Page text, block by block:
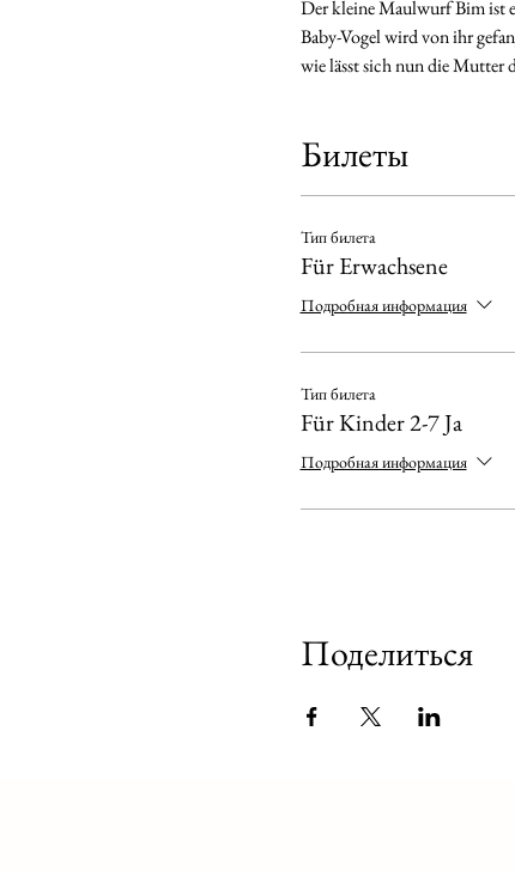
Der kleine Maulwurf Bim ist
Baby-Vogel wird von ihr
wie lässt sich nun die Mutter
Билеты
Тип билета
Für Erwachsene
Подробная информация
Тип билета
Für Kinder 2-7 Ja
Подробная информация
Поделиться